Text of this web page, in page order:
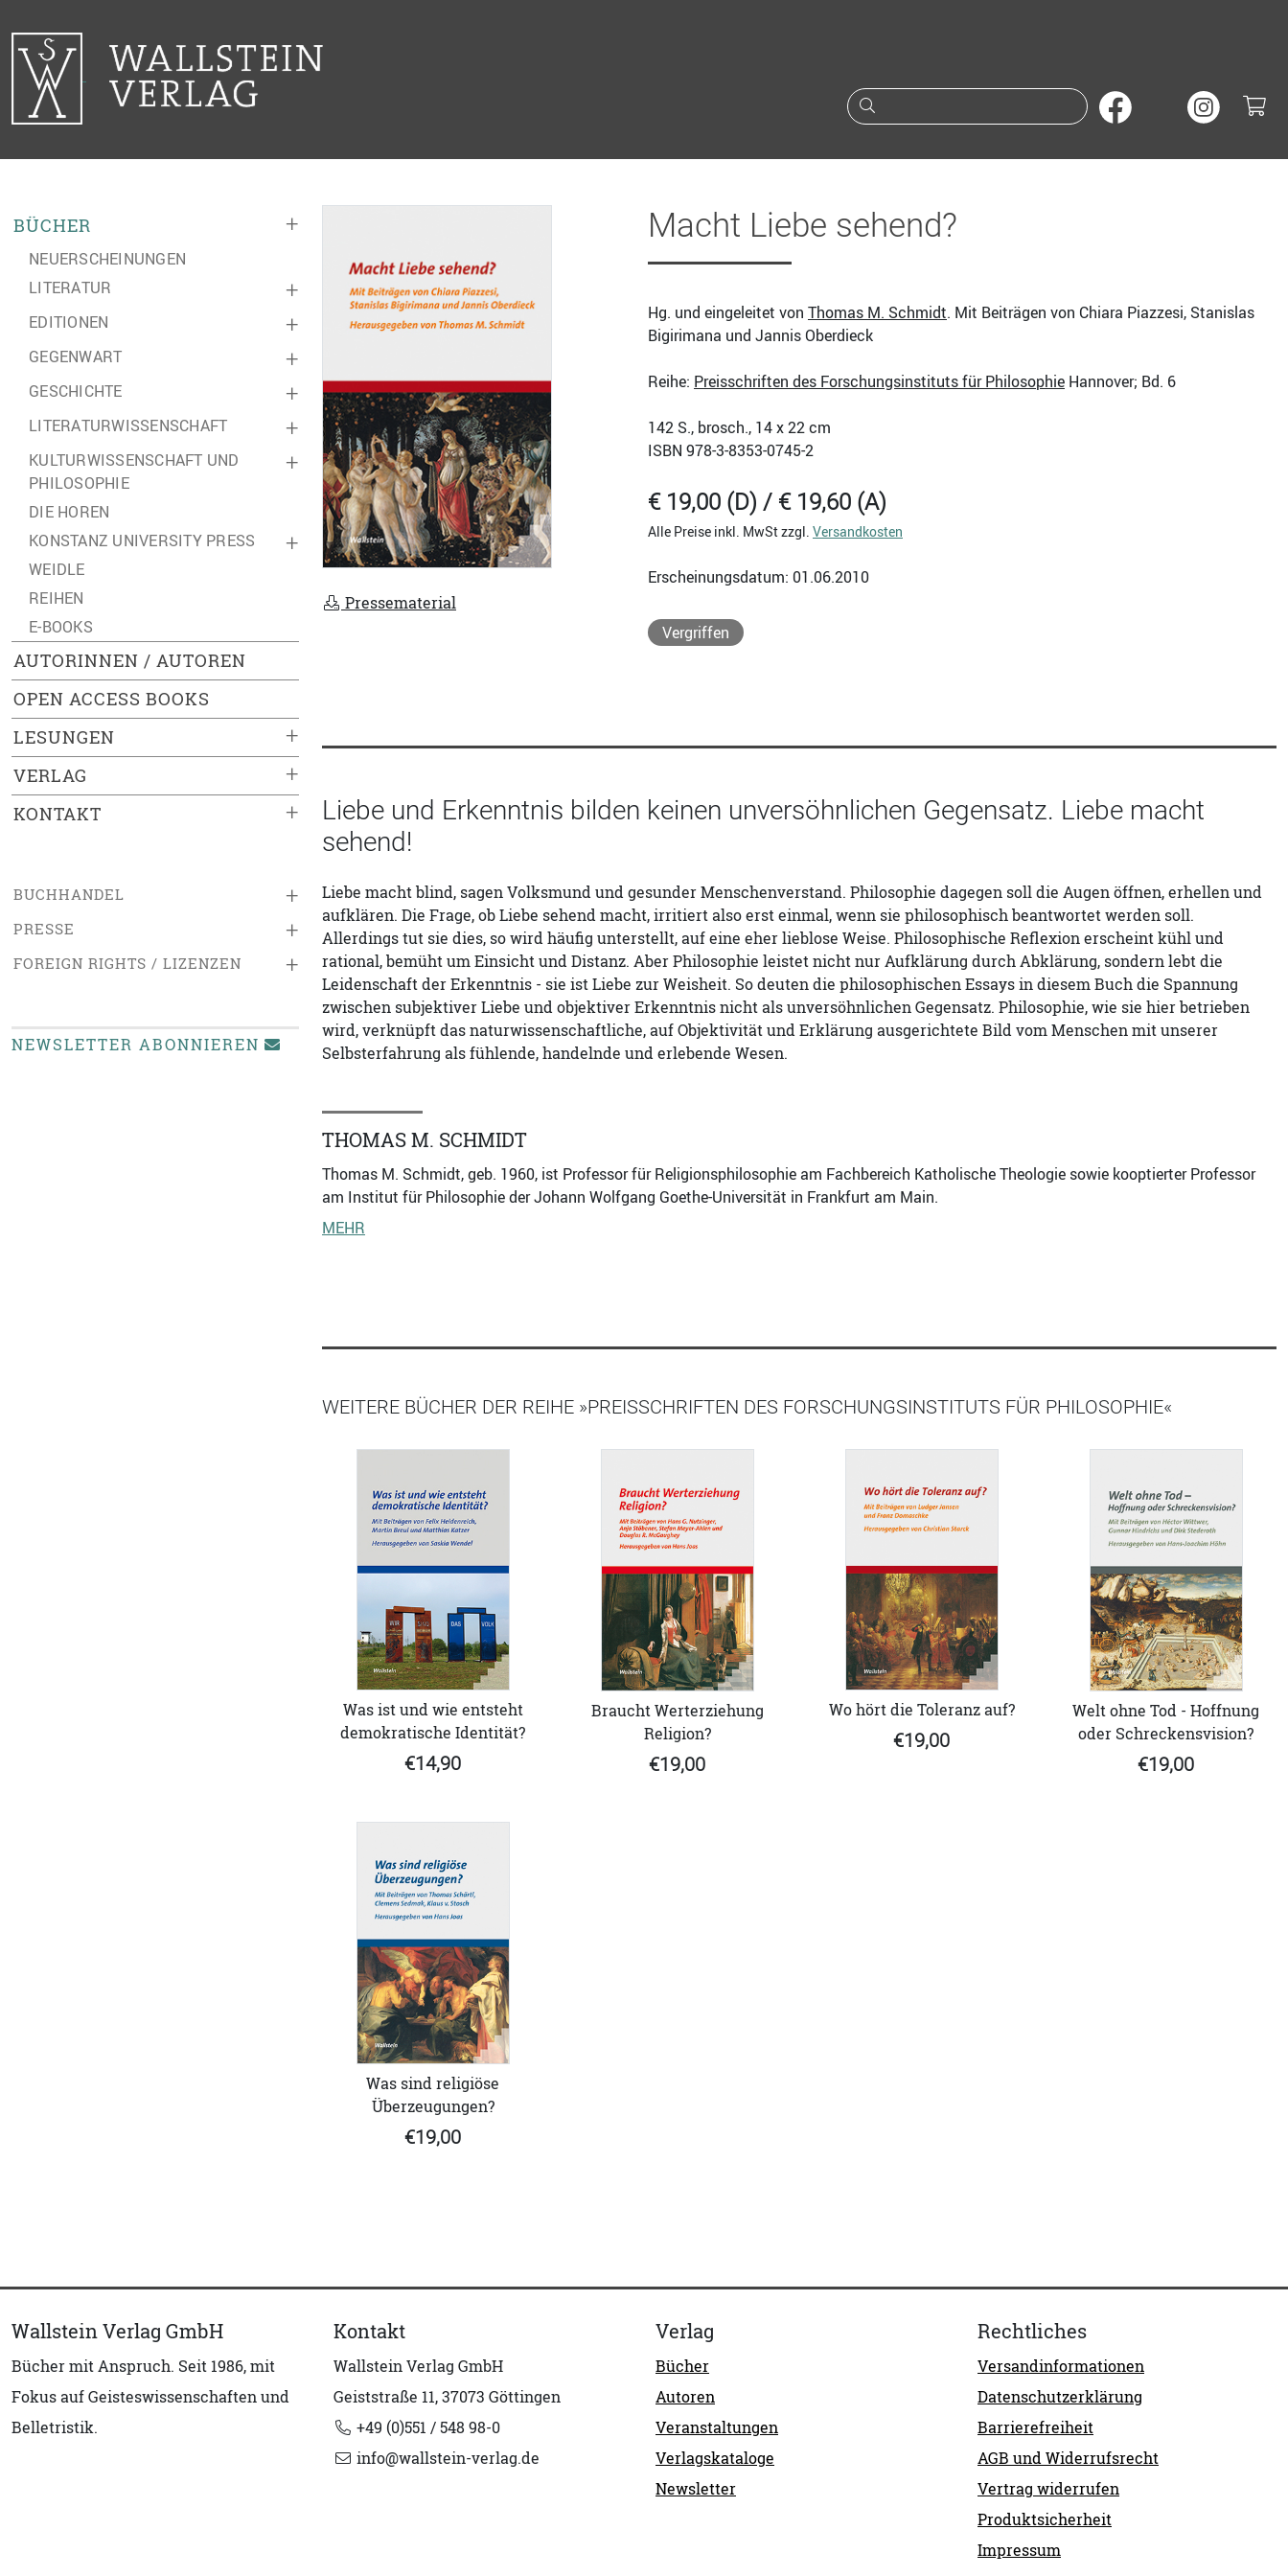
Suche nach Büchern oder
+
BÜCHER
NEUERSCHEINUNGEN
+
LITERATUR
+
EDITIONEN
+
GEGENWART
+
GESCHICHTE
+
LITERATURWISSENSCHAFT
+
KULTURWISSENSCHAFT UND
PHILOSOPHIE
DIE HOREN
+
KONSTANZ UNIVERSITY PRESS
WEIDLE
REIHEN
E-BOOKS
AUTORINNEN / AUTOREN
OPEN ACCESS BOOKS
+
LESUNGEN
+
VERLAG
+
KONTAKT
+
BUCHHANDEL
+
PRESSE
+
FOREIGN RIGHTS / LIZENZEN
NEWSLETTER ABONNIEREN
Pressematerial
Macht Liebe sehend?
Hg. und eingeleitet von Thomas M. Schmidt. Mit Beiträgen von Chiara Piazzesi, Stanislas
Bigirimana und Jannis Oberdieck
Reihe: Preisschriften des Forschungsinstituts für Philosophie Hannover; Bd. 6
142 S., brosch., 14 x 22 cm
ISBN 978-3-8353-0745-2
€ 19,00 (D) / € 19,60 (A)
Alle Preise inkl. MwSt zzgl. Versandkosten
Erscheinungsdatum: 01.06.2010
Vergriffen
Liebe und Erkenntnis bilden keinen unversöhnlichen Gegensatz. Liebe macht
sehend!
Liebe macht blind, sagen Volksmund und gesunder Menschenverstand. Philosophie dagegen soll die Augen öffnen, erhellen und
aufklären. Die Frage, ob Liebe sehend macht, irritiert also erst einmal, wenn sie philosophisch beantwortet werden soll.
Allerdings tut sie dies, so wird häufig unterstellt, auf eine eher lieblose Weise. Philosophische Reflexion erscheint kühl und
rational, bemüht um Einsicht und Distanz. Aber Philosophie leistet nicht nur Aufklärung durch Abklärung, sondern lebt die
Leidenschaft der Erkenntnis - sie ist Liebe zur Weisheit. So deuten die philosophischen Essays in diesem Buch die Spannung
zwischen subjektiver Liebe und objektiver Erkenntnis nicht als unversöhnlichen Gegensatz. Philosophie, wie sie hier betrieben
wird, verknüpft das naturwissenschaftliche, auf Objektivität und Erklärung ausgerichtete Bild vom Menschen mit unserer
Selbsterfahrung als fühlende, handelnde und erlebende Wesen.
THOMAS M. SCHMIDT
Thomas M. Schmidt, geb. 1960, ist Professor für Religionsphilosophie am Fachbereich Katholische Theologie sowie kooptierter Professor
am Institut für Philosophie der Johann Wolfgang Goethe-Universität in Frankfurt am Main.
MEHR
WEITERE BÜCHER DER REIHE »PREISSCHRIFTEN DES FORSCHUNGSINSTITUTS FÜR PHILOSOPHIE«
Was ist und wie entsteht
demokratische Identität?
€14,90
Braucht Werterziehung
Religion?
€19,00
Wo hört die Toleranz auf?
€19,00
Welt ohne Tod - Hoffnung
oder Schreckensvision?
€19,00
Was sind religiöse
Überzeugungen?
€19,00
Wallstein Verlag GmbH
Bücher mit Anspruch. Seit 1986, mit
Fokus auf Geisteswissenschaften und
Belletristik.
Kontakt
Wallstein Verlag GmbH
Geiststraße 11, 37073 Göttingen
+49 (0)551 / 548 98-0
info@wallstein-verlag.de
Verlag
Bücher
Autoren
Veranstaltungen
Verlagskataloge
Newsletter
Rechtliches
Versandinformationen
Datenschutzerklärung
Barrierefreiheit
AGB und Widerrufsrecht
Vertrag widerrufen
Produktsicherheit
Impressum